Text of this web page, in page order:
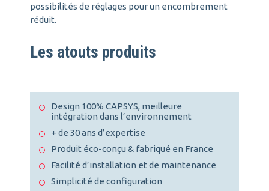
possibilités de réglages pour un encombrement
réduit.
Les atouts produits
Design 100% CAPSYS, meilleure
intégration dans l’environnement
+ de 30 ans d’expertise
Produit éco-conçu & fabriqué en France
Facilité d’installation et de maintenance
Simplicité de configuration